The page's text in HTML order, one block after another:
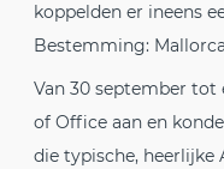
koppelden er ineens
Bestemming:
Van 30 september
of Office aan en
die typische, heerlijke